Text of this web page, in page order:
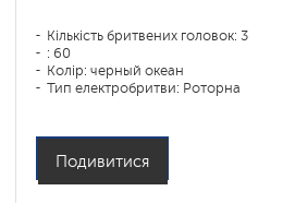
Кількість бритвених головок: 3
: 60
Колір: черный океан
Тип електробритви: Роторна
Час зарядки акумулятора: 1
Подивитися